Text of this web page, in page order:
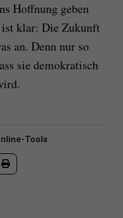
Hoffnung geben
ist klar: Die Zukunft
an. Denn nur so
sie demokratisch
Tools